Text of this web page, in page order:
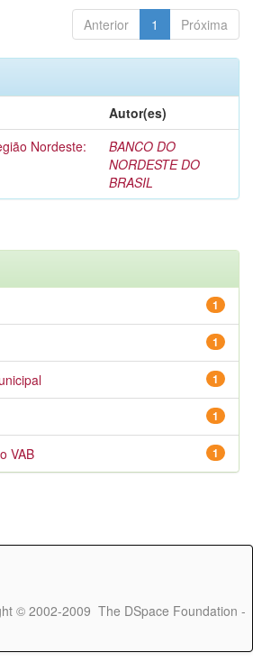
Anterior 1 Próxima
Autor(es)
Nordeste:
BANCO DO
NORDESTE DO
BRASIL
1
1
1
1
1
VAB
© 2002-2009 The DSpace Foundation -